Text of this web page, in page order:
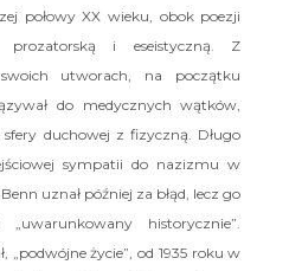
połowy XX wieku, obok poezji
prozatorską i eseistyczną. Z
utworach, na początku
do medycznych wątków,
sfery duchowej z fizyczną. Długo
sympatii do nazizmu w
uznał później za błąd, lecz go
historycznie”.
„podwójne życie”, od 1935 roku w